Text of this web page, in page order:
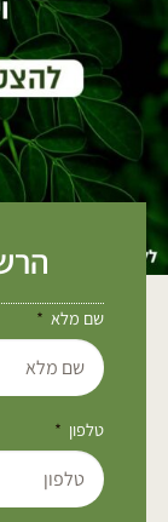
שם מלא
טלפון